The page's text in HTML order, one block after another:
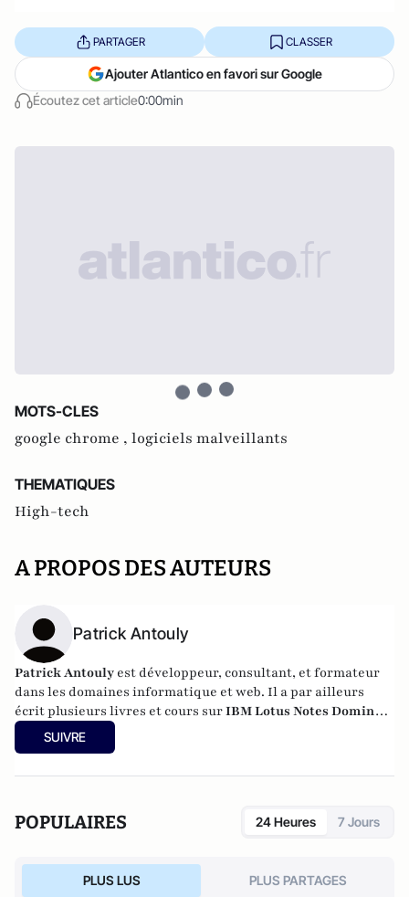
Écoutez cet article0:00min
PARTAGER CLASSER
Ajouter Atlantico en favori sur Google
MOTS-CLES
google chrome , logiciels malveillants
THEMATIQUES
High-tech
A PROPOS DES AUTEURS
Patrick Antouly
Patrick Antouly est développeur, consultant, et formateur
dans les domaines informatique et web. Il a par ailleurs
écrit plusieurs livres et cours surIBM Lotus Notes Domino
et
WinDev, et a également une longue expérience des
produitsMicrosoft Windows
SUIVRE
POPULAIRES 24 Heures 7 Jours
PLUS LUS PLUS PARTAGES